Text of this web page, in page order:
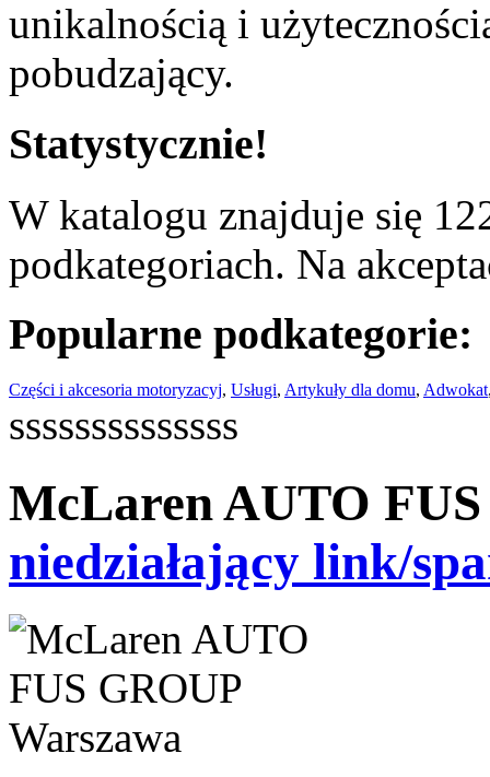
unikalnością i
pobudzający.
Statystycznie!
W katalogu znajduje się
podkategoriach. Na
Popularne podkategorie:
Części i akcesoria motoryzacyj, Usługi, Artykuły dla domu, Adwokat
ssssssssssssss
McLaren AUTO
niedziałający link/